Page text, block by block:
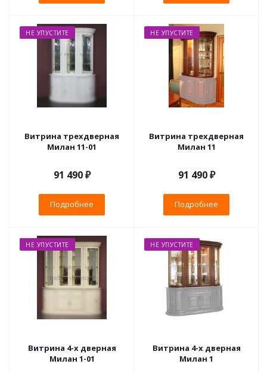
НЕ УПУСТИТЕ
Витрина трехдверная
Милан 11-01
91 490 ₽
Подробнее
НЕ УПУСТИТЕ
Витрина трехдверная
Милан 11
91 490 ₽
Подробнее
НЕ УПУСТИТЕ
Витрина 4-х дверная
Милан 1-01
НЕ УПУСТИТЕ
Витрина 4-х дверная
Милан 1